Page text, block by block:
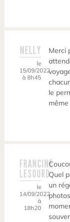
NELLY
le
15/09/2022
à 8h45
Merci
le
FRANCINE
LESOURD
le
14/09/2022
à
18h20
Quel
un